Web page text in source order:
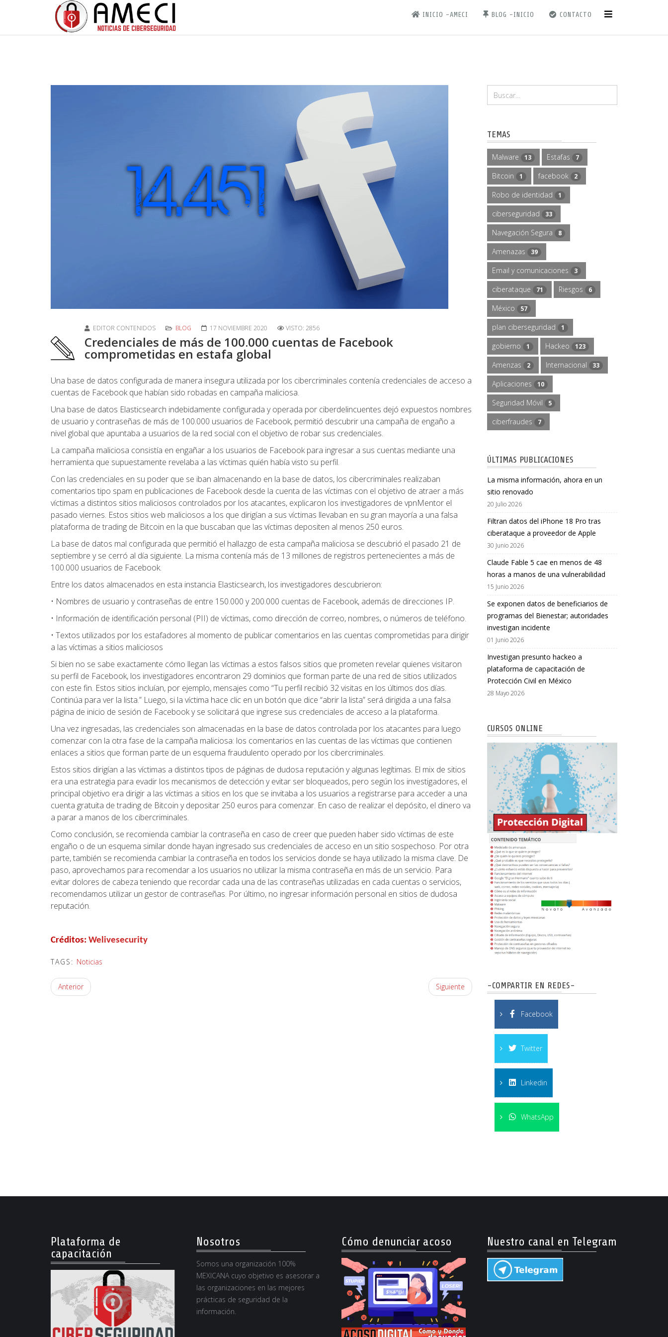
INICIO -AMECI BLOG -INICIO CONTACTO
EDITOR CONTENIDOS BLOG 17 NOVIEMBRE 2020 VISTO: 2856
Credenciales de más de 100.000 cuentas de Facebook
comprometidas en estafa global
Una base de datos configurada de manera insegura utilizada por los cibercriminales contenía credenciales de acceso a
cuentas de Facebook que habían sido robadas en campaña maliciosa.
Una base de datos Elasticsearch indebidamente configurada y operada por ciberdelincuentes dejó expuestos nombres
de usuario y contraseñas de más de 100.000 usuarios de Facebook, permitió descubrir una campaña de engaño a
nivel global que apuntaba a usuarios de la red social con el objetivo de robar sus credenciales.
La campaña maliciosa consistía en engañar a los usuarios de Facebook para ingresar a sus cuentas mediante una
herramienta que supuestamente revelaba a las víctimas quién había visto su perfil.
Con las credenciales en su poder que se iban almacenando en la base de datos, los cibercriminales realizaban
comentarios tipo spam en publicaciones de Facebook desde la cuenta de las víctimas con el objetivo de atraer a más
víctimas a distintos sitios maliciosos controlados por los atacantes, explicaron los investigadores de vpnMentor el
pasado viernes. Estos sitios web maliciosos a los que dirigían a sus víctimas llevaban en su gran mayoría a una falsa
plataforma de trading de Bitcoin en la que buscaban que las víctimas depositen al menos 250 euros.
La base de datos mal configurada que permitió el hallazgo de esta campaña maliciosa se descubrió el pasado 21 de
septiembre y se cerró al día siguiente. La misma contenía más de 13 millones de registros pertenecientes a más de
100.000 usuarios de Facebook.
Entre los datos almacenados en esta instancia Elasticsearch, los investigadores descubrieron:
• Nombres de usuario y contraseñas de entre 150.000 y 200.000 cuentas de Facebook, además de direcciones IP.
• Información de identificación personal (PII) de víctimas, como dirección de correo, nombres, o números de teléfono.
• Textos utilizados por los estafadores al momento de publicar comentarios en las cuentas comprometidas para dirigir
a las víctimas a sitios maliciosos
Si bien no se sabe exactamente cómo llegan las víctimas a estos falsos sitios que prometen revelar quienes visitaron
su perfil de Facebook, los investigadores encontraron 29 dominios que forman parte de una red de sitios utilizados
con este fin. Estos sitios incluían, por ejemplo, mensajes como “Tu perfil recibió 32 visitas en los últimos dos días.
Continúa para ver la lista.” Luego, si la víctima hace clic en un botón que dice “abrir la lista” será dirigida a una falsa
página de inicio de sesión de Facebook y se solicitará que ingrese sus credenciales de acceso a la plataforma.
Una vez ingresadas, las credenciales son almacenadas en la base de datos controlada por los atacantes para luego
comenzar con la otra fase de la campaña maliciosa: los comentarios en las cuentas de las víctimas que contienen
enlaces a sitios que forman parte de un esquema fraudulento operado por los cibercriminales.
Estos sitios dirigían a las víctimas a distintos tipos de páginas de dudosa reputación y algunas legítimas. El mix de sitios
era una estrategia para evadir los mecanismos de detección y evitar ser bloqueados, pero según los investigadores, el
principal objetivo era dirigir a las víctimas a sitios en los que se invitaba a los usuarios a registrarse para acceder a una
cuenta gratuita de trading de Bitcoin y depositar 250 euros para comenzar. En caso de realizar el depósito, el dinero va
a parar a manos de los cibercriminales.
Como conclusión, se recomienda cambiar la contraseña en caso de creer que pueden haber sido víctimas de este
engaño o de un esquema similar donde hayan ingresado sus credenciales de acceso en un sitio sospechoso. Por otra
parte, también se recomienda cambiar la contraseña en todos los servicios donde se haya utilizado la misma clave. De
paso, aprovechamos para recomendar a los usuarios no utilizar la misma contraseña en más de un servicio. Para
evitar dolores de cabeza teniendo que recordar cada una de las contraseñas utilizadas en cada cuentas o servicios,
recomendamos utilizar un gestor de contraseñas. Por último, no ingresar información personal en sitios de dudosa
reputación.
Créditos: Welivesecurity
TAGS: Noticias
Anterior Siguiente
TEMAS
Malware 13 Estafas 7
Bitcoin 1 facebook 2
Robo de identidad 1
ciberseguridad 33
Navegación Segura 8
Amenazas 39
Email y comunicaciones 3
ciberataque 71 Riesgos 6
México 57
plan ciberseguridad 1
gobierno 1 Hackeo 123
Amenzas 2 Internacional 33
Aplicaciones 10
Seguridad Móvil 5
ciberfraudes 7
ÚLTIMAS PUBLICACIONES
La misma información, ahora en un
sitio renovado
20 Julio 2026
Filtran datos del iPhone 18 Pro tras
ciberataque a proveedor de Apple
30 Junio 2026
Claude Fable 5 cae en menos de 48
horas a manos de una vulnerabilidad
15 Junio 2026
Se exponen datos de beneficiarios de
programas del Bienestar; autoridades
investigan incidente
01 Junio 2026
Investigan presunto hackeo a
plataforma de capacitación de
Protección Civil en México
28 Mayo 2026
CURSOS ONLINE
-COMPARTIR EN REDES-
Facebook
Twitter
Linkedin
WhatsApp
Plataforma de
capacitación
Nosotros
Somos una organización 100%
MEXICANA cuyo objetivo es asesorar a
las organizaciones en las mejores
prácticas de seguridad de la
información.
Cómo denunciar acoso Nuestro canal en Telegram